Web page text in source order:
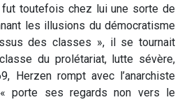
toutefois chez lui une sorte de
les illusions du démocratisme
des classes », il se tournait
du prolétariat, lutte sévère,
Herzen rompt avec l’anarchiste
porte ses regards non vers le